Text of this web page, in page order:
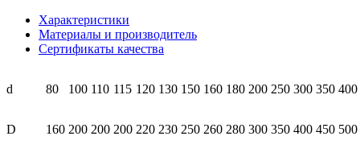
Характеристики
Материалы и производитель
Сертификаты качества
d 80 100 110 115 120 130 150 160 180 200 250 300 350 400
D 160 200 200 200 220 230 250 260 280 300 350 400 450 500